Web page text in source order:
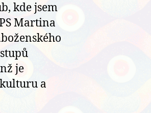
kde jsem
Martina
je
a